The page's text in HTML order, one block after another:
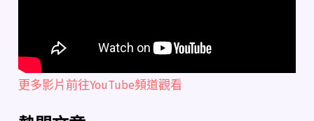
更多影片前往YouTube頻道觀看